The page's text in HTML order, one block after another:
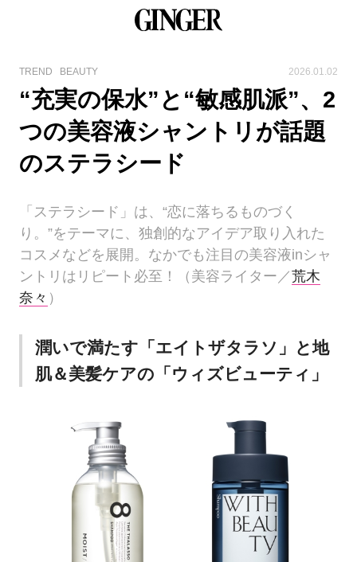
TREND BEAUTY 2026.01.02
“充実の保水”と“敏感肌派”、2
つの美容液シャントリが話題
のステラシード
「ステラシード」は、“恋に落ちるものづく
り。”をテーマに、独創的なアイデア取り入れた
コスメなどを展開。なかでも注目の美容液inシャ
ントリはリピート必至！（美容ライター／荒木
奈々 ）
潤いで満たす「エイトザタラソ」と地
肌＆美髪ケアの「ウィズビューティ」